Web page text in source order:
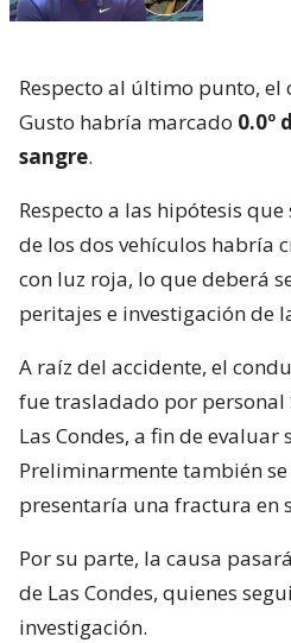
Respecto al último punto,
Gusto habría marcado 0.0º
sangre.
Respecto a las hipótesis
de los dos vehículos habría
con luz roja, lo que deberá
peritajes e investigación de
A raíz del accidente, el
fue trasladado por personal
Las Condes, a fin de evaluar
Preliminarmente también
presentaría una fractura en
Por su parte, la causa
de Las Condes, quienes
investigación.